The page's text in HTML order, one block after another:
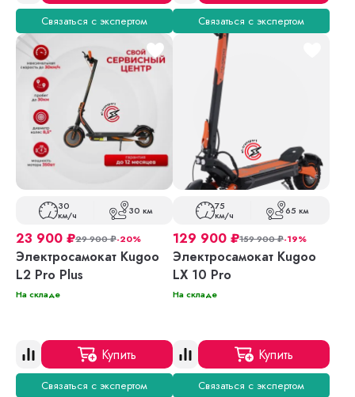
Связаться с экспертом Связаться с экспертом
30
км/ч 30 км
23 900 ₽29 900₽-20%
Электросамокат Kugoo
L2 Pro Plus
На складе
Купить
Связаться с экспертом
75
км/ч 65 км
129 900 ₽159 900₽-19%
Электросамокат Kugoo
LX 10 Pro
На складе
Купить
Связаться с экспертом